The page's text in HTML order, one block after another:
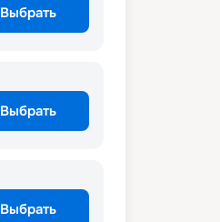
Выбрать
Выбрать
Выбрать